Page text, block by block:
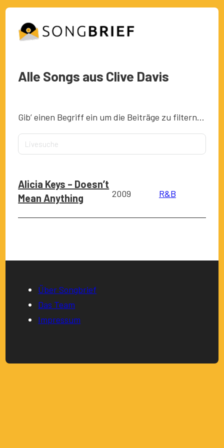
Alle Songs aus Clive Davis
Gib’ einen Begriff ein um die Beiträge zu filtern…
Alicia Keys – Doesn’t
Mean Anything
2009 R&B
Über Songbrief
Das Team
Impressum